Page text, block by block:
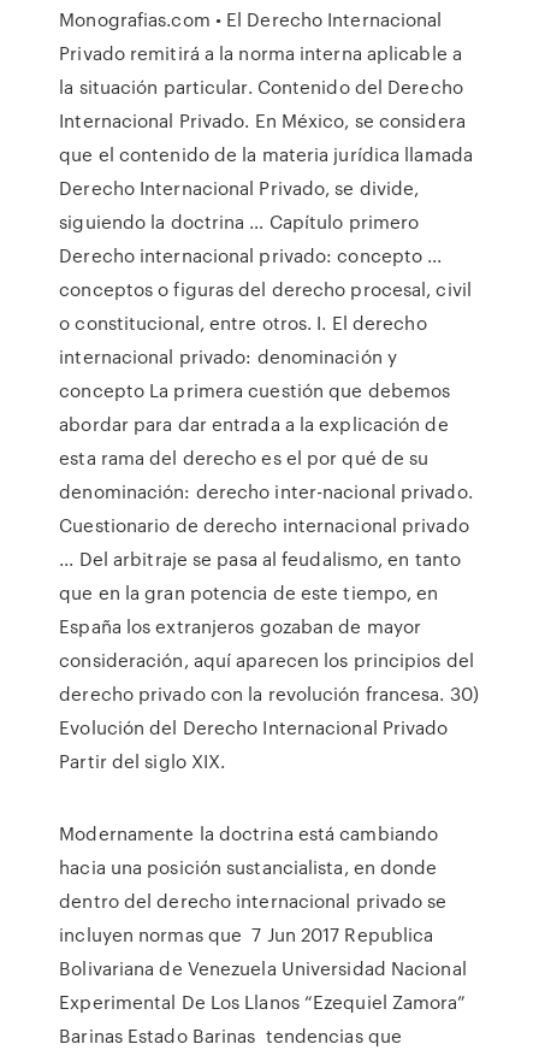
Monografias.com • El Derecho Internacional
Privado remitirá a la norma interna aplicable a
la situación particular. Contenido del Derecho
Internacional Privado. En México, se considera
que el contenido de la materia jurídica llamada
Derecho Internacional Privado, se divide,
siguiendo la doctrina … Capítulo primero
Derecho internacional privado: concepto ...
conceptos o figuras del derecho procesal, civil
o constitucional, entre otros. I. El derecho
internacional privado: denominación y
concepto La primera cuestión que debemos
abordar para dar entrada a la explicación de
esta rama del derecho es el por qué de su
denominación: derecho inter-nacional privado.
Cuestionario de derecho internacional privado
... Del arbitraje se pasa al feudalismo, en tanto
que en la gran potencia de este tiempo, en
España los extranjeros gozaban de mayor
consideración, aquí aparecen los principios del
derecho privado con la revolución francesa. 30)
Evolución del Derecho Internacional Privado
Partir del siglo XIX.
Modernamente la doctrina está cambiando
hacia una posición sustancialista, en donde
dentro del derecho internacional privado se
incluyen normas que 7 Jun 2017 Republica
Bolivariana de Venezuela Universidad Nacional
Experimental De Los Llanos “Ezequiel Zamora”
Barinas Estado Barinas tendencias que